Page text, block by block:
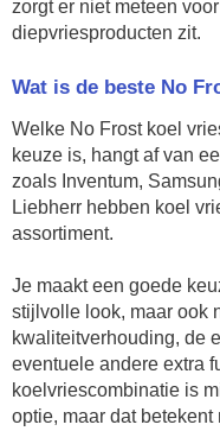
zorgt er niet meteen
diepvriesproducten zit.
Wat is de beste No
Welke No Frost koel
keuze is, hangt af van
zoals Inventum,
Liebherr hebben koel
assortiment.
Je maakt een goede
stijlvolle look, maar ook
kwaliteitverhouding, de
eventuele andere extra
koelvriescombinatie is
optie, maar dat